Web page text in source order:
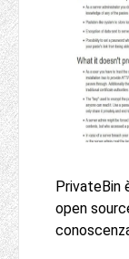
PrivateBin
open